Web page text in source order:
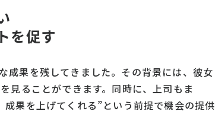
を促す
成果を残してきました。その背景には、彼女
見ることができます。同時に、上司もま
果を上げてくれる”という前提で機会の提供